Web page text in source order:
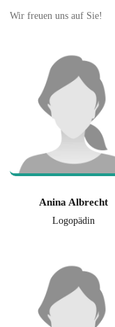
Wir freuen uns auf Sie!
Anina Albrecht
Logopädin